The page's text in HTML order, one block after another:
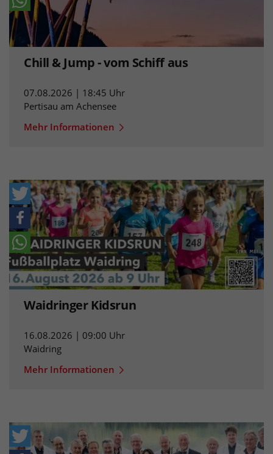
Chill & Jump - vom Schiff aus
07.08.2026 | 18:45 Uhr
Pertisau am Achensee
Mehr Informationen
Waidringer Kidsrun
16.08.2026 | 09:00 Uhr
Waidring
Mehr Informationen